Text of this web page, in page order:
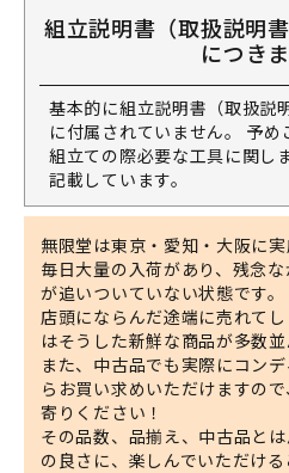
組立説明書（取扱説明
につき
基本的に組立説明書（取扱説
に付属されていません。 予め
組立ての際必要な工具に関し
記載しています。
無限堂は東京・愛知・大阪に実
毎日大量の入荷があり、残念
が追いついていない状態です。
店頭にならんだ途端に売れて
はそうした新鮮な商品が多数並
また、中古品でも実際にコン
らお買い求めいただけますの
寄りください！
その品数、品揃え、中古品と
の良さに、楽しんでいただける